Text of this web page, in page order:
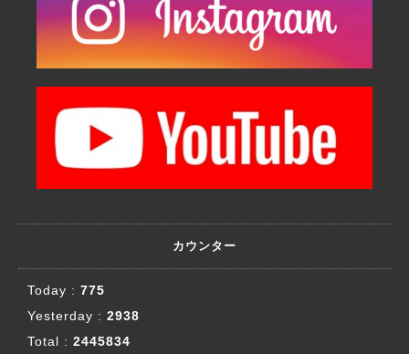
カウンター
Today : 775
Yesterday : 2938
Total : 2445834